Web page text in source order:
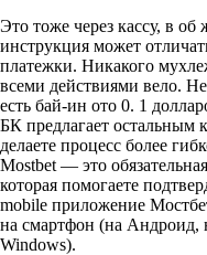
Это тоже через кассу, в
инструкция может
платежки. Никакого
всеми действиями вело. Не
есть бай-ин ото 0. 1
БК предлагает остальным
делаете процесс более
Mostbet — это
которая помогаете
mobile приложение
на смартфон (на
Windows).